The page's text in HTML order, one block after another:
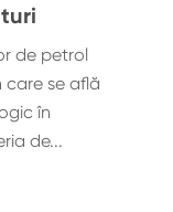
de petrol
care se află
în
de...